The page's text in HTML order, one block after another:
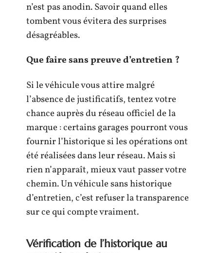
n’est pas anodin. Savoir quand elles
tombent vous évitera des surprises
désagréables.
Que faire sans preuve d’entretien ?
Si le véhicule vous attire malgré
l’absence de justificatifs, tentez votre
chance auprès du réseau officiel de la
marque : certains garages pourront vous
fournir l’historique si les opérations ont
été réalisées dans leur réseau. Mais si
rien n’apparaît, mieux vaut passer votre
chemin. Un véhicule sans historique
d’entretien, c’est refuser la transparence
sur ce qui compte vraiment.
Vérification de l’historique au